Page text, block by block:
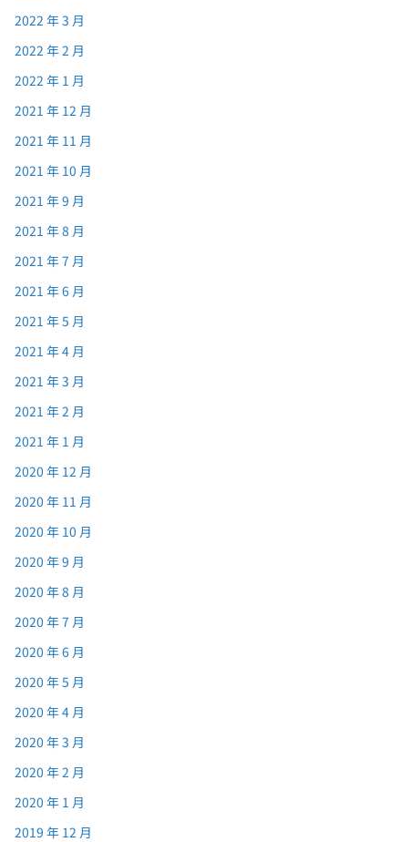
2022 年 3 月
2022 年 2 月
2022 年 1 月
2021 年 12 月
2021 年 11 月
2021 年 10 月
2021 年 9 月
2021 年 8 月
2021 年 7 月
2021 年 6 月
2021 年 5 月
2021 年 4 月
2021 年 3 月
2021 年 2 月
2021 年 1 月
2020 年 12 月
2020 年 11 月
2020 年 10 月
2020 年 9 月
2020 年 8 月
2020 年 7 月
2020 年 6 月
2020 年 5 月
2020 年 4 月
2020 年 3 月
2020 年 2 月
2020 年 1 月
2019 年 12 月